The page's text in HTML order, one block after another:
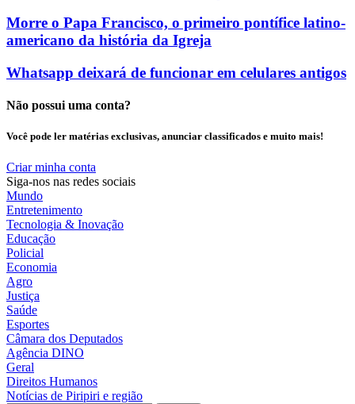
Morre o Papa Francisco, o primeiro pontífice latino-
americano da história da Igreja
Whatsapp deixará de funcionar em celulares antigos
Não possui uma conta?
Você pode ler matérias exclusivas, anunciar classificados e muito mais!
Criar minha conta
Siga-nos nas redes sociais
Mundo
Entretenimento
Tecnologia & Inovação
Educação
Policial
Economia
Agro
Justiça
Saúde
Esportes
Câmara dos Deputados
Agência DINO
Geral
Direitos Humanos
Notícias de Piripiri e região